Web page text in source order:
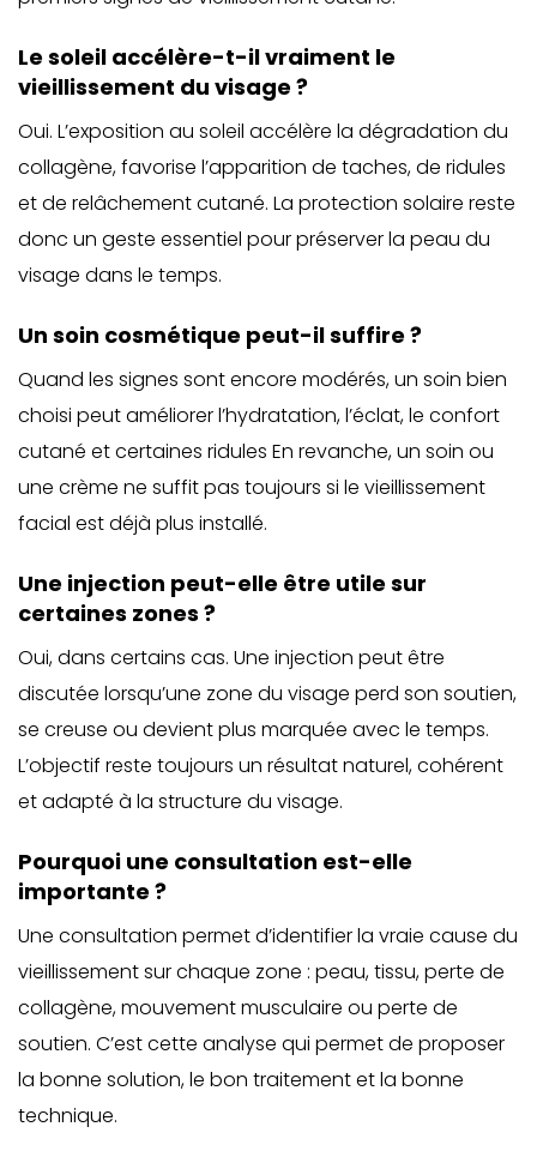
Le soleil accélère-t-il vraiment le
vieillissement du visage ?
Oui. L’exposition au soleil accélère la dégradation du
collagène, favorise l’apparition de taches, de ridules
et de relâchement cutané. La protection solaire reste
donc un geste essentiel pour préserver la peau du
visage dans le temps.
Un soin cosmétique peut-il suffire ?
Quand les signes sont encore modérés, un soin bien
choisi peut améliorer l’hydratation, l’éclat, le confort
cutané et certaines ridules En revanche, un soin ou
une crème ne suffit pas toujours si le vieillissement
facial est déjà plus installé.
Une injection peut-elle être utile sur
certaines zones ?
Oui, dans certains cas. Une injection peut être
discutée lorsqu’une zone du visage perd son soutien,
se creuse ou devient plus marquée avec le temps.
L’objectif reste toujours un résultat naturel, cohérent
et adapté à la structure du visage.
Pourquoi une consultation est-elle
importante ?
Une consultation permet d’identifier la vraie cause du
vieillissement sur chaque zone : peau, tissu, perte de
collagène, mouvement musculaire ou perte de
soutien. C’est cette analyse qui permet de proposer
la bonne solution, le bon traitement et la bonne
technique.